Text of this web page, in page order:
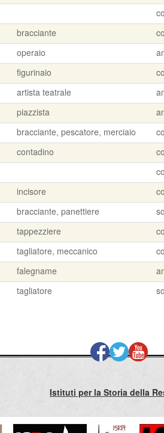
bracciante
operaio
figurinaio
artista teatrale
piazzista
bracciante, pescatore, merciaio
contadino
incisore
bracciante, panettiere
tappezziere
tagliatore, meccanico
falegname
tagliatore
Istituti per la Storia della